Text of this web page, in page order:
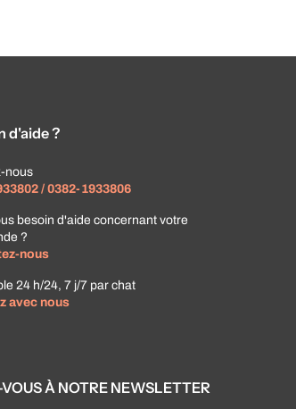
d'aide ?
nous
/ 0382-1933806
besoin d'aide concernant votre
?
nous
24 h/24, 7 j/7 par chat
avec nous
À NOTRE NEWSLETTER